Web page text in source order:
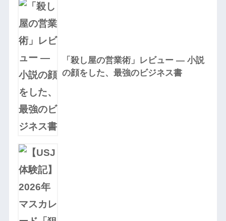
「殺し屋の営業術」レビュー — 小説
の顔をした、最強のビジネス書